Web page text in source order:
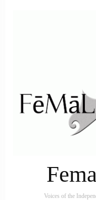
Voices of the